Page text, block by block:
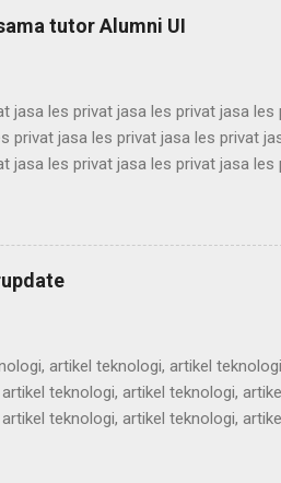
semenit, alam semenit, alam
tutor Alumni UI
jasa les privat jasa les privat jasa
privat jasa les privat jasa les privat
jasa les privat jasa les privat jasa
jasa les privat jasa les privat jasa
privat jasa les privat jasa les privat
jasa les privat jasa les privat jasa les
artikel teknologi, artikel
teknologi, artikel teknologi,
teknologi, artikel teknologi,
artikel teknologi, artikel teknologi,